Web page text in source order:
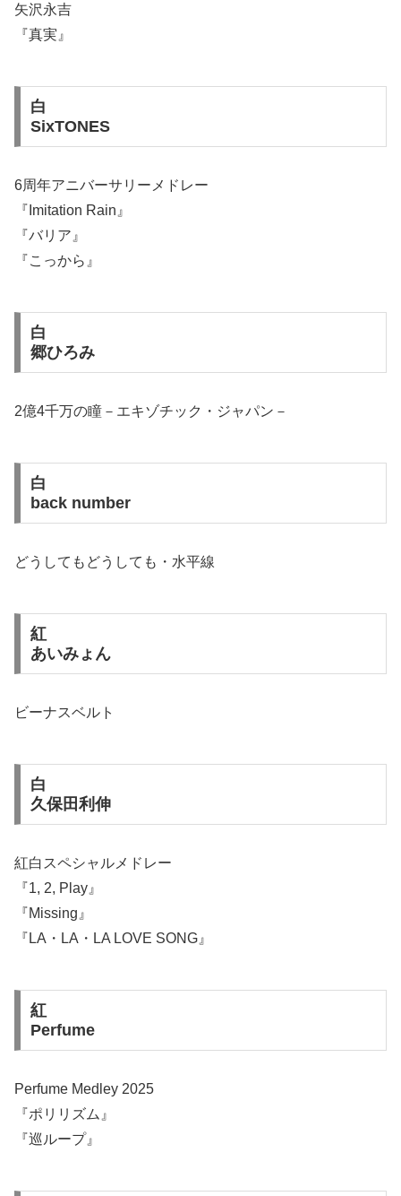
矢沢永吉
『真実』
白
SixTONES
6周年アニバーサリーメドレー
『Imitation Rain』
『バリア』
『こっから』
白
郷ひろみ
2億4千万の瞳－エキゾチック・ジャパン－
白
back number
どうしてもどうしても・水平線
紅
あいみょん
ビーナスベルト
白
久保田利伸
紅白スペシャルメドレー
『1, 2, Play』
『Missing』
『LA・LA・LA LOVE SONG』
紅
Perfume
Perfume Medley 2025
『ポリリズム』
『巡ループ』